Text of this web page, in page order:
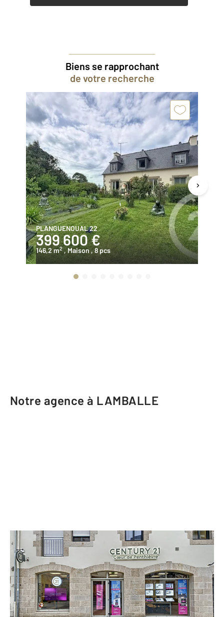
Biens se rapprochant
de votre recherche
PLANGUENOUAL 22
399 600 €
146,2 m2 , Maison , 8 pcs
Notre agence à LAMBALLE
CENTURY 21 Coeur de Penthièvre
17 rue Saint-Martin
LAMBALLE - 22400
Envoyer un message